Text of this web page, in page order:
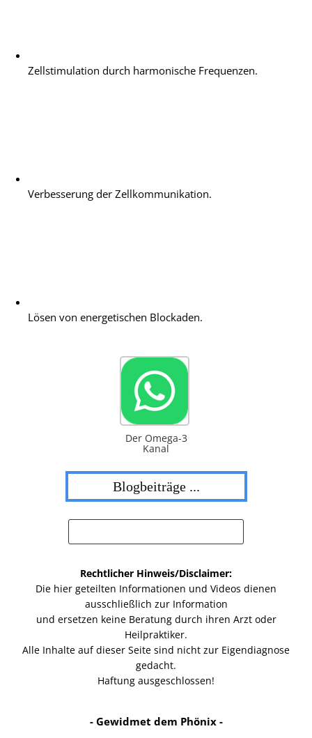
Zellstimulation durch harmonische Frequenzen.
Verbesserung der Zellkommunikation.
Lösen von energetischen Blockaden.
Der Omega-3
Kanal
Blogbeiträge ...
Rechtlicher Hinweis/Disclaimer:
Die hier geteilten Informationen und Videos dienen
ausschließlich zur Information
und ersetzen keine Beratung durch ihren Arzt oder
Heilpraktiker.
Alle Inhalte auf dieser Seite sind nicht zur Eigendiagnose
gedacht.
Haftung ausgeschlossen!
- Gewidmet dem Phönix -